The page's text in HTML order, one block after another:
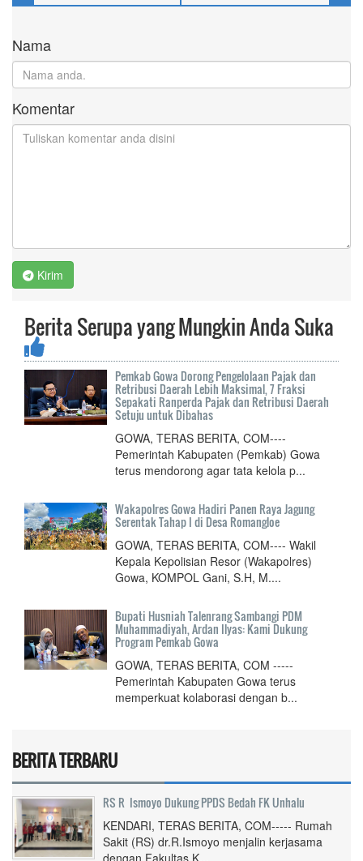
Nama
Komentar
Kirim
Berita Serupa yang Mungkin Anda Suka
Pemkab Gowa Dorong Pengelolaan Pajak dan
Retribusi Daerah Lebih Maksimal, 7 Fraksi
Sepakati Ranperda Pajak dan Retribusi Daerah
Setuju untuk Dibahas
GOWA, TERAS BERITA, COM----
Pemerintah Kabupaten (Pemkab) Gowa
terus mendorong agar tata kelola p...
Wakapolres Gowa Hadiri Panen Raya Jagung
Serentak Tahap I di Desa Romangloe
GOWA, TERAS BERITA, COM---- Wakil
Kepala Kepolisian Resor (Wakapolres)
Gowa, KOMPOL Gani, S.H, M....
Bupati Husniah Talenrang Sambangi PDM
Muhammadiyah, Ardan Ilyas: Kami Dukung
Program Pemkab Gowa
GOWA, TERAS BERITA, COM -----
Pemerintah Kabupaten Gowa terus
memperkuat kolaborasi dengan b...
BERITA TERBARU
RS R Ismoyo Dukung PPDS Bedah FK Unhalu
KENDARI, TERAS BERITA, COM----- Rumah
Sakit (RS) dr.R.Ismoyo menjalin kerjasama